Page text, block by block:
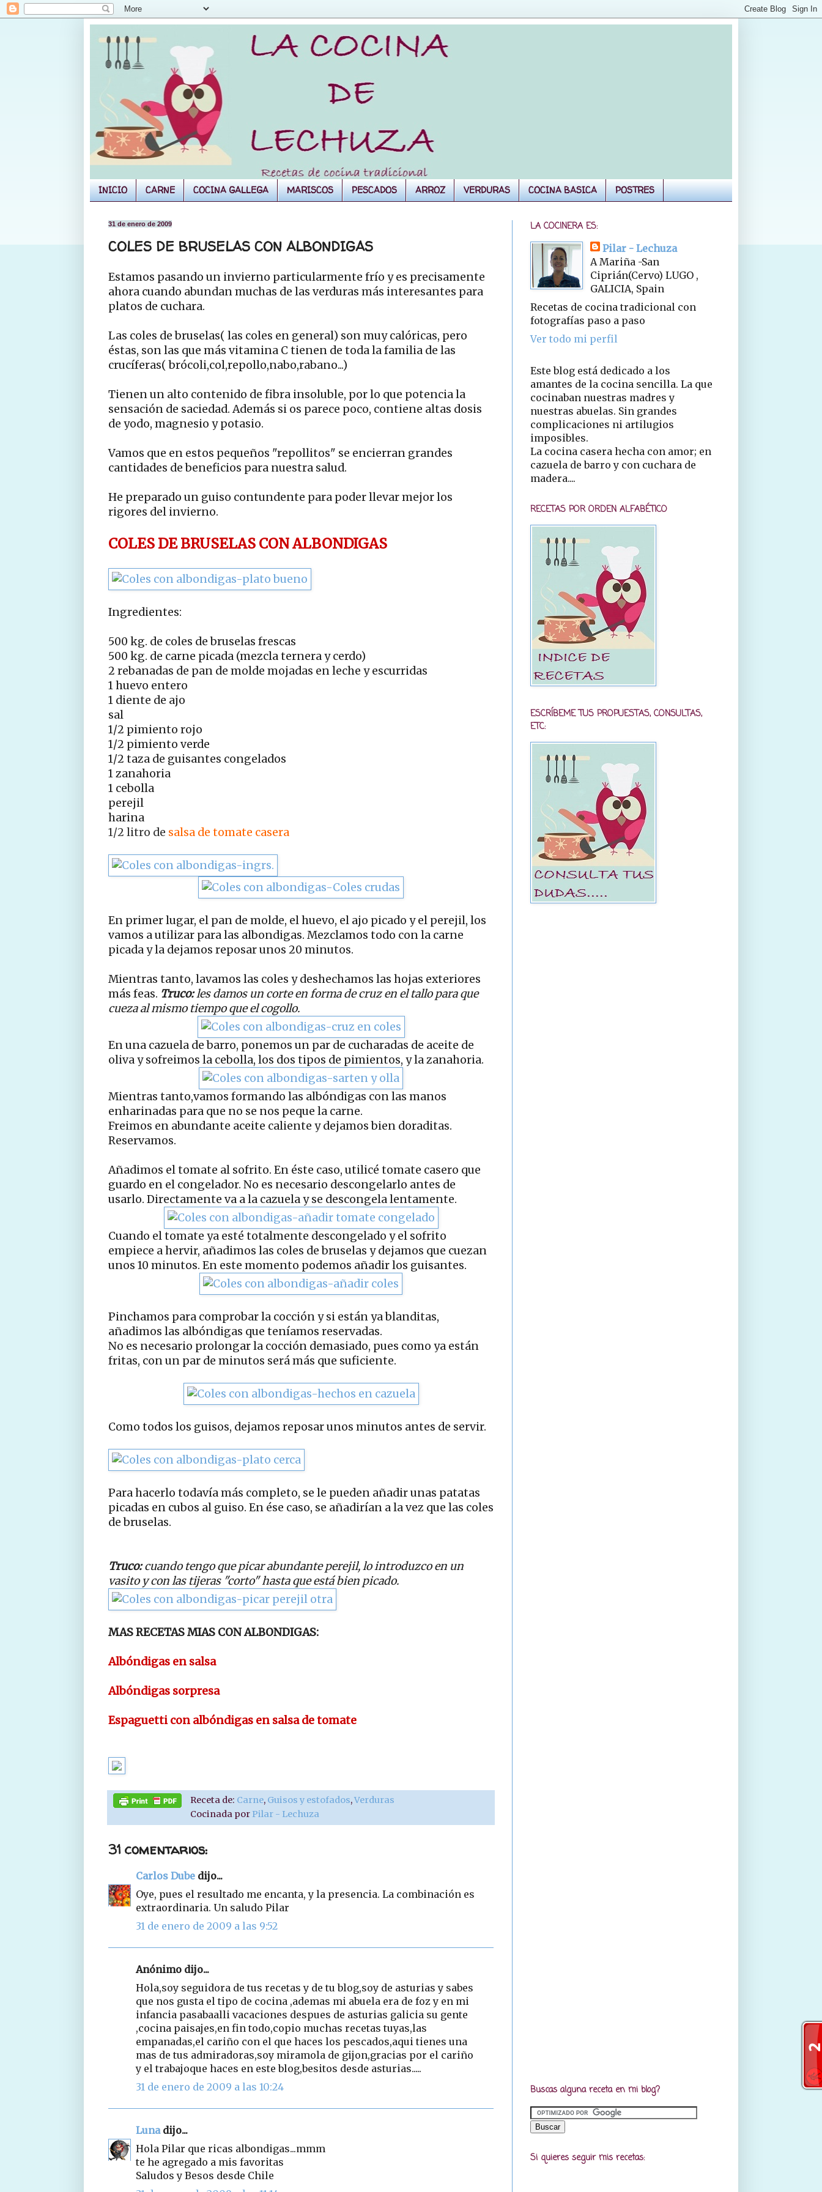
INICIO CARNE COCINA GALLEGA MARISCOS PESCADOS ARROZ VERDURAS COCINA BASICA POSTRES
31 de enero de 2009
COLES DE BRUSELAS CON ALBONDIGAS
Estamos pasando un invierno particularmente frío y es precisamente
ahora cuando abundan muchas de las verduras más interesantes para
platos de cuchara.
Las coles de bruselas( las coles en general) son muy calóricas, pero
éstas, son las que más vitamina C tienen de toda la familia de las
crucíferas( brócoli,col,repollo,nabo,rabano...)
Tienen un alto contenido de fibra insoluble, por lo que potencia la
sensación de saciedad. Además si os parece poco, contiene altas dosis
de yodo, magnesio y potasio.
Vamos que en estos pequeños "repollitos" se encierran grandes
cantidades de beneficios para nuestra salud.
He preparado un guiso contundente para poder llevar mejor los
rigores del invierno.
COLES DE BRUSELAS CON ALBONDIGAS
Ingredientes:
500 kg. de coles de bruselas frescas
500 kg. de carne picada (mezcla ternera y cerdo)
2 rebanadas de pan de molde mojadas en leche y escurridas
1 huevo entero
1 diente de ajo
sal
1/2 pimiento rojo
1/2 pimiento verde
1/2 taza de guisantes congelados
1 zanahoria
1 cebolla
perejil
harina
1/2 litro de salsa de tomate casera
En primer lugar, el pan de molde, el huevo, el ajo picado y el perejil, los
vamos a utilizar para las albondigas. Mezclamos todo con la carne
picada y la dejamos reposar unos 20 minutos.
Mientras tanto, lavamos las coles y deshechamos las hojas exteriores
más feas. Truco:les damos un corte en forma de cruz en el tallo para que
cueza al mismo tiempo que el cogollo.
En una cazuela de barro, ponemos un par de cucharadas de aceite de
oliva y sofreimos la cebolla, los dos tipos de pimientos, y la zanahoria.
Mientras tanto,vamos formando las albóndigas con las manos
enharinadas para que no se nos peque la carne.
Freimos en abundante aceite caliente y dejamos bien doraditas.
Reservamos.
Añadimos el tomate al sofrito. En éste caso, utilicé tomate casero que
guardo en el congelador. No es necesario descongelarlo antes de
usarlo. Directamente va a la cazuela y se descongela lentamente.
Cuando el tomate ya esté totalmente descongelado y el sofrito
empiece a hervir, añadimos las coles de bruselas y dejamos que cuezan
unos 10 minutos. En este momento podemos añadir los guisantes.
Pinchamos para comprobar la cocción y si están ya blanditas,
añadimos las albóndigas que teníamos reservadas.
No es necesario prolongar la cocción demasiado, pues como ya están
fritas, con un par de minutos será más que suficiente.
Como todos los guisos, dejamos reposar unos minutos antes de servir.
Para hacerlo todavía más completo, se le pueden añadir unas patatas
picadas en cubos al guiso. En ése caso, se añadirían a la vez que las coles
de bruselas.
Truco:cuando tengo que picar abundante perejil, lo introduzco en un
vasito y con las tijeras "corto" hasta que está bien picado.
MAS RECETAS MIAS CON ALBONDIGAS:
Albóndigas en salsa
Albóndigas sorpresa
Espaguetti con albóndigas en salsa de tomate
Receta de: Carne, Guisos y estofados,Verduras
Cocinada por Pilar - Lechuza
31 comentarios:
Carlos Dube dijo...
Oye, pues el resultado me encanta, y la presencia. La combinación es
extraordinaria. Un saludo Pilar
31 de enero de 2009 a las 9:52
Anónimo dijo...
Hola,soy seguidora de tus recetas y de tu blog,soy de asturias y sabes
que nos gusta el tipo de cocina ,ademas mi abuela era de foz y en mi
infancia pasabaalli vacaciones despues de asturias galicia su gente
,cocina paisajes,en fin todo,copio muchas recetas tuyas,las
empanadas,el cariño con el que haces los pescados,aqui tienes una
mas de tus admiradoras,soy miramola de gijon,gracias por el cariño
y el trabajoque haces en este blog,besitos desde asturias.....
31 de enero de 2009 a las 10:24
Lunadijo...
Hola Pilar que ricas albondigas...mmm
te he agregado a mis favoritas
Saludos y Besos desde Chile
LA COCINERA ES:
Pilar - Lechuza
A Mariña -San
Ciprián(Cervo) LUGO ,
GALICIA, Spain
Recetas de cocina tradicional con
fotografías paso a paso
Ver todo mi perfil
Este blog está dedicado a los
amantes de la cocina sencilla. La que
cocinaban nuestras madres y
nuestras abuelas. Sin grandes
complicaciones ni artilugios
imposibles.
La cocina casera hecha con amor; en
cazuela de barro y con cuchara de
madera....
RECETAS POR ORDEN ALFABÉTICO
ESCRÍBEME TUS PROPUESTAS, CONSULTAS,
ETC:
Buscas alguna receta en mi blog?
Si quieres seguir mis recetas: